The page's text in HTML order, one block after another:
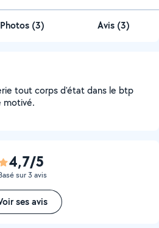
Photos (3) Avis (3)
tout corps d'état dans le btp
motivé.
4,7/5
sur 3 avis
ses avis